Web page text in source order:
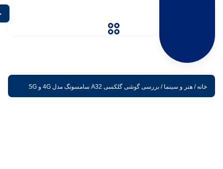
خانه/ هنر و سینما / بررسی گوشی گلکسی A32 سامسونگ مدل 4G و 5G